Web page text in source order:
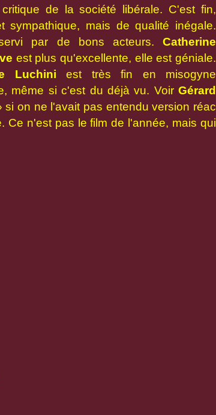
de la société libérale. C'est fin,
sympathique, mais de qualité inégale.
par de bons acteurs. Catherine
est plus qu'excellente, elle est géniale.
Luchini est très fin en misogyne
même si c'est du déjà vu. Voir Gérard
on ne l'avait pas entendu version réac
Ce n'est pas le film de l'année, mais qui